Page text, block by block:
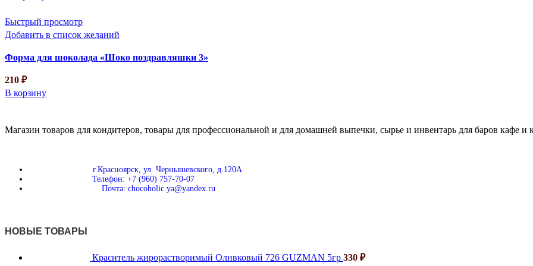
Быстрый просмотр
Добавить в список желаний
Форма для шоколада «Шоко поздравляшки 3»
210 ₽
В корзину
Магазин товаров для кондитеров, товары для профессиональной и для домашней выпечки, сырье и инвентарь для баров кафе и
г.Красноярск, ул. Чернышевского, д.120А
Телефон: +7 (960) 757-70-07
Почта: chocoholic.ya@yandex.ru
НОВЫЕ ТОВАРЫ
Краситель жирорастворимый Оливковый 726 GUZMAN 5гр 330 ₽